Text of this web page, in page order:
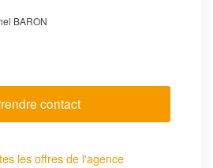
BARON
contact
les offres de l'agence